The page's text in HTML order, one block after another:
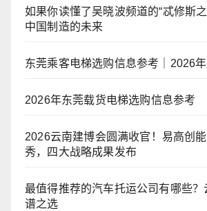
如果你读懂了吴晓波频道的“忒修斯
中国制造的未来
东莞乘客电梯选购信息参考｜2026
2026年东莞载货电梯选购信息参考
2026云南建博会圆满收官！易高创
秀，四大战略成果发布
最值得推荐的汽车托运公司有哪些？
谱之选